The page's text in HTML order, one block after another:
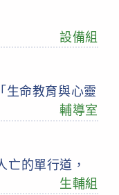
設備組
命教育與心靈
輔導室
亡的單行道，
生輔組